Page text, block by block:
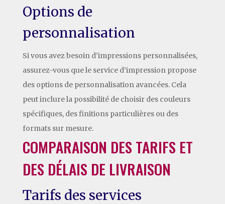
Options de
personnalisation
Si vous avez besoin d’impressions personnalisées,
assurez-vous que le service d’impression propose
des options de personnalisation avancées. Cela
peut inclure la possibilité de choisir des couleurs
spécifiques, des finitions particulières ou des
formats sur mesure.
COMPARAISON DES TARIFS ET
DES DÉLAIS DE LIVRAISON
Tarifs des services